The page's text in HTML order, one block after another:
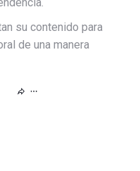
su contenido para
de una manera